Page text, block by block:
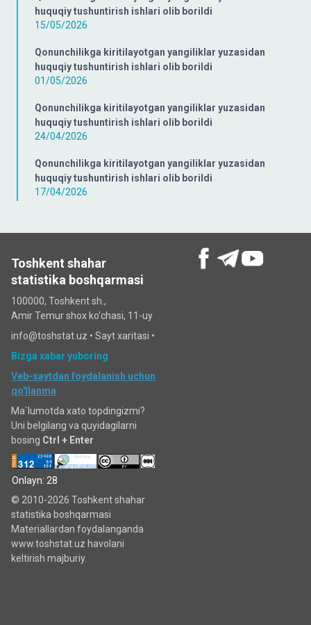
huquqiy tushuntirish ishlari olib borildi
15/05/2026
Qonunchilikga kiritilayotgan yangiliklar yuzasidan
huquqiy tushuntirish ishlari olib borildi
01/05/2026
Qonunchilikga kiritilayotgan yangiliklar yuzasidan
huquqiy tushuntirish ishlari olib borildi
24/04/2026
Qonunchilikga kiritilayotgan yangiliklar yuzasidan
huquqiy tushuntirish ishlari olib borildi
17/04/2026
Toshkent shahar
statistika boshqarmasi
100000, Toshkent sh.,
Amir Temur shox ko'chasi, 11-uy
info@toshstat.uz • Sayt xaritasi •
Bizga xabar yuboring
Veb-saytdan foydalanish uchun
qo'llanma
Ma`lumotda xato topdingizmi?
Uni belgilang va quyidagilarni
bosing Ctrl + Enter
Onlayn: 28
© 2010-2026 Toshkent shahar
statistika boshqarmasi
Materiallardan foydalanganda
www.toshstat.uz havolani
keltirish majburiy.